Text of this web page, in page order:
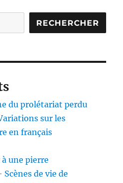
RECHERCHER
du prolétariat perdu
sur les
en français
une pierre
de vie de